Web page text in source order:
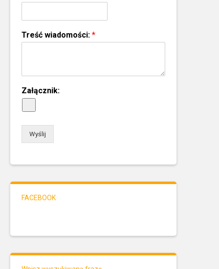
Treść wiadomości: *
Załącznik:
Wyślij
FACEBOOK